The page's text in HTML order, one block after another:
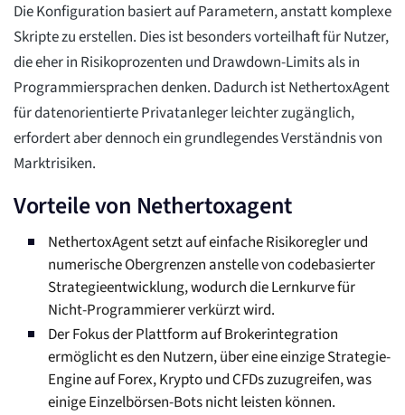
Die Konfiguration basiert auf Parametern, anstatt komplexe
Skripte zu erstellen. Dies ist besonders vorteilhaft für Nutzer,
die eher in Risikoprozenten und Drawdown-Limits als in
Programmiersprachen denken. Dadurch ist NethertoxAgent
für datenorientierte Privatanleger leichter zugänglich,
erfordert aber dennoch ein grundlegendes Verständnis von
Marktrisiken.
Vorteile von Nethertoxagent
NethertoxAgent setzt auf einfache Risikoregler und
numerische Obergrenzen anstelle von codebasierter
Strategieentwicklung, wodurch die Lernkurve für
Nicht-Programmierer verkürzt wird.
Der Fokus der Plattform auf Brokerintegration
ermöglicht es den Nutzern, über eine einzige Strategie-
Engine auf Forex, Krypto und CFDs zuzugreifen, was
einige Einzelbörsen-Bots nicht leisten können.